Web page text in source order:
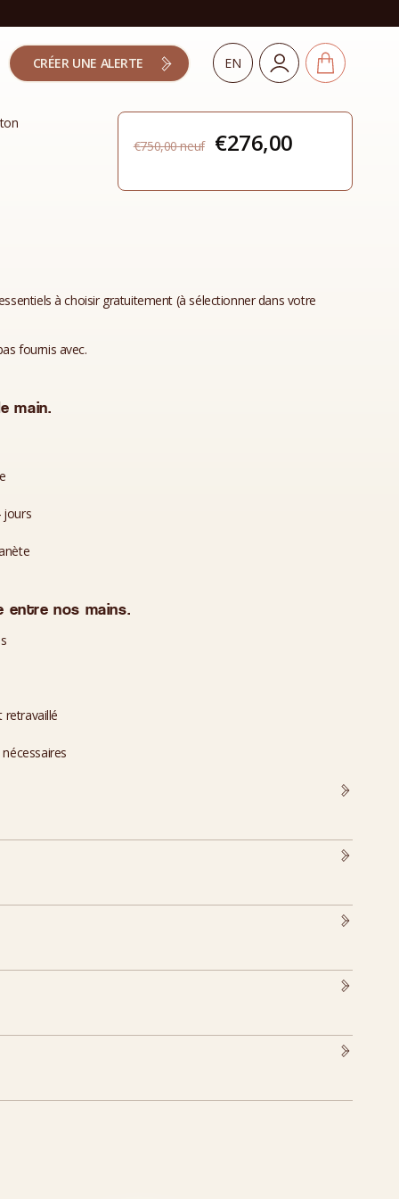
CRÉER UNE ALERTE EN
à choisir gratuitement (à sélectionner dans votre
fournis avec.
main.
jours
entre nos mains.
retravaillé
€750,00
Le
initial
€276,00
actuel